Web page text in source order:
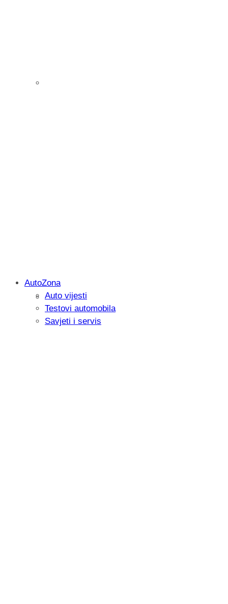
Savjetujemo: Što učiniti kada vaš
AutoZona
Auto vijesti
Testovi automobila
Savjeti i servis